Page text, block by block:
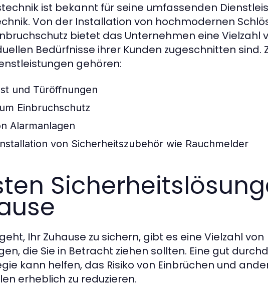
ist bekannt für seine umfassenden
Von der Installation von hochmodernen
bietet das Unternehmen eine Vielzahl
Bedürfnisse ihrer Kunden zugeschnitten sind.
gehören:
und Türöffnungen
Einbruchschutz
Alarmanlagen
von Sicherheitszubehör wie Rauchmelder
Ihr Zuhause zu sichern, gibt es eine Vielzahl von
die Sie in Betracht ziehen sollten. Eine gut
kann helfen, das Risiko von Einbrüchen und
erheblich zu reduzieren.